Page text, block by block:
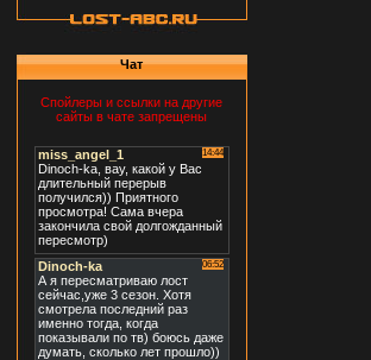
Чат
Спойлеры и ссылки на другие
сайты в чате запрещены